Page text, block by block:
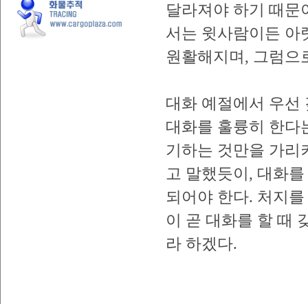
달라져야 하기 때문
서는 윗사람이든 아
원활해지며, 그럼으
대화 예절에서 우선
대화를 훌륭히 한다
기하는 것만을 가리
고 말했듯이, 대화
되어야 한다. 처지
이 곧 대화를 할 때
라 하겠다.